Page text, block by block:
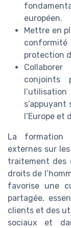
européen.
Mettre en
conformité
protection
conjoints
l’Europe et
La formation
externes sur
traitement des
droits de
favorise une
partagée,
clients et des
sociaux et